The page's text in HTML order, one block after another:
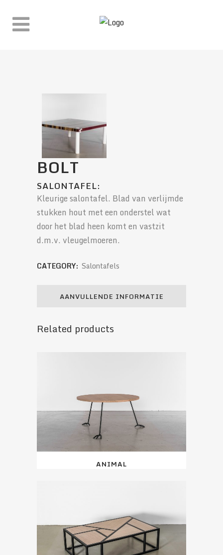
BOLT
SALONTAFEL:
Kleurige salontafel. Blad van verlijmde
stukken hout met een onderstel wat
door het blad heen komt en vastzit
d.m.v. vleugelmoeren.
CATEGORY: Salontafels
AANVULLENDE INFORMATIE
Related products
ANIMAL